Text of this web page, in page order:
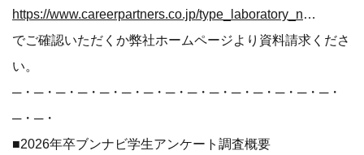
https://www.careerpartners.co.jp/type_laboratory_news/enquete/
でご確認いただくか弊社ホームページより資料請求くださ
い。
─・─・─・─・─・─・─・─・─・─・─・─・─・─・─・
─・─・
■2026年卒ブンナビ学生アンケート調査概要